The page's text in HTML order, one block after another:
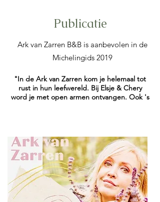
Publicatie
Ark van Zarren B&B is aanbevolen in de
Michelingids 2019
"In de Ark van Zarren kom je helemaal tot
rust in hun leefwereld. Bij Elsje & Chery
word je met open armen ontvangen. Ook 's